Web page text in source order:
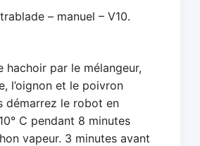
– manuel – V10.
hachoir par le mélangeur,
l’oignon et le poivron
démarrez le robot en
C pendant 8 minutes
vapeur. 3 minutes avant